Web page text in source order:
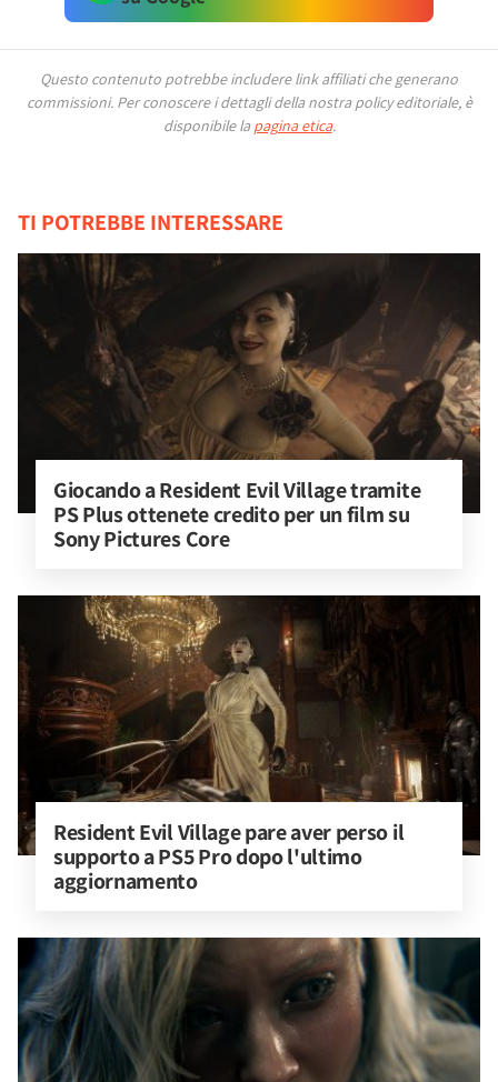
Questo contenuto potrebbe includere link affiliati che generano
commissioni. Per conoscere i dettagli della nostra policy editoriale, è
disponibile la pagina etica.
TI POTREBBE INTERESSARE
Giocando a Resident Evil Village tramite
PS Plus ottenete credito per un film su
Sony Pictures Core
Resident Evil Village pare aver perso il
supporto a PS5 Pro dopo l'ultimo
aggiornamento